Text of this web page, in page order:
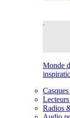
Monde
Radios